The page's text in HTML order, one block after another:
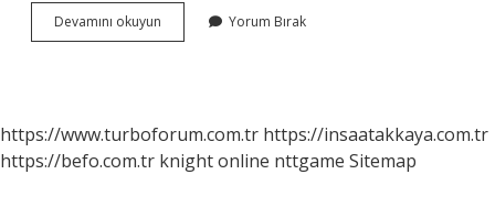
Devamını okuyun
Ardahan
Antlaşma
Yorum Bırak
https://www.turboforum.com.tr https://insaatakkaya.com.tr
https://befo.com.tr knight online nttgame Sitemap